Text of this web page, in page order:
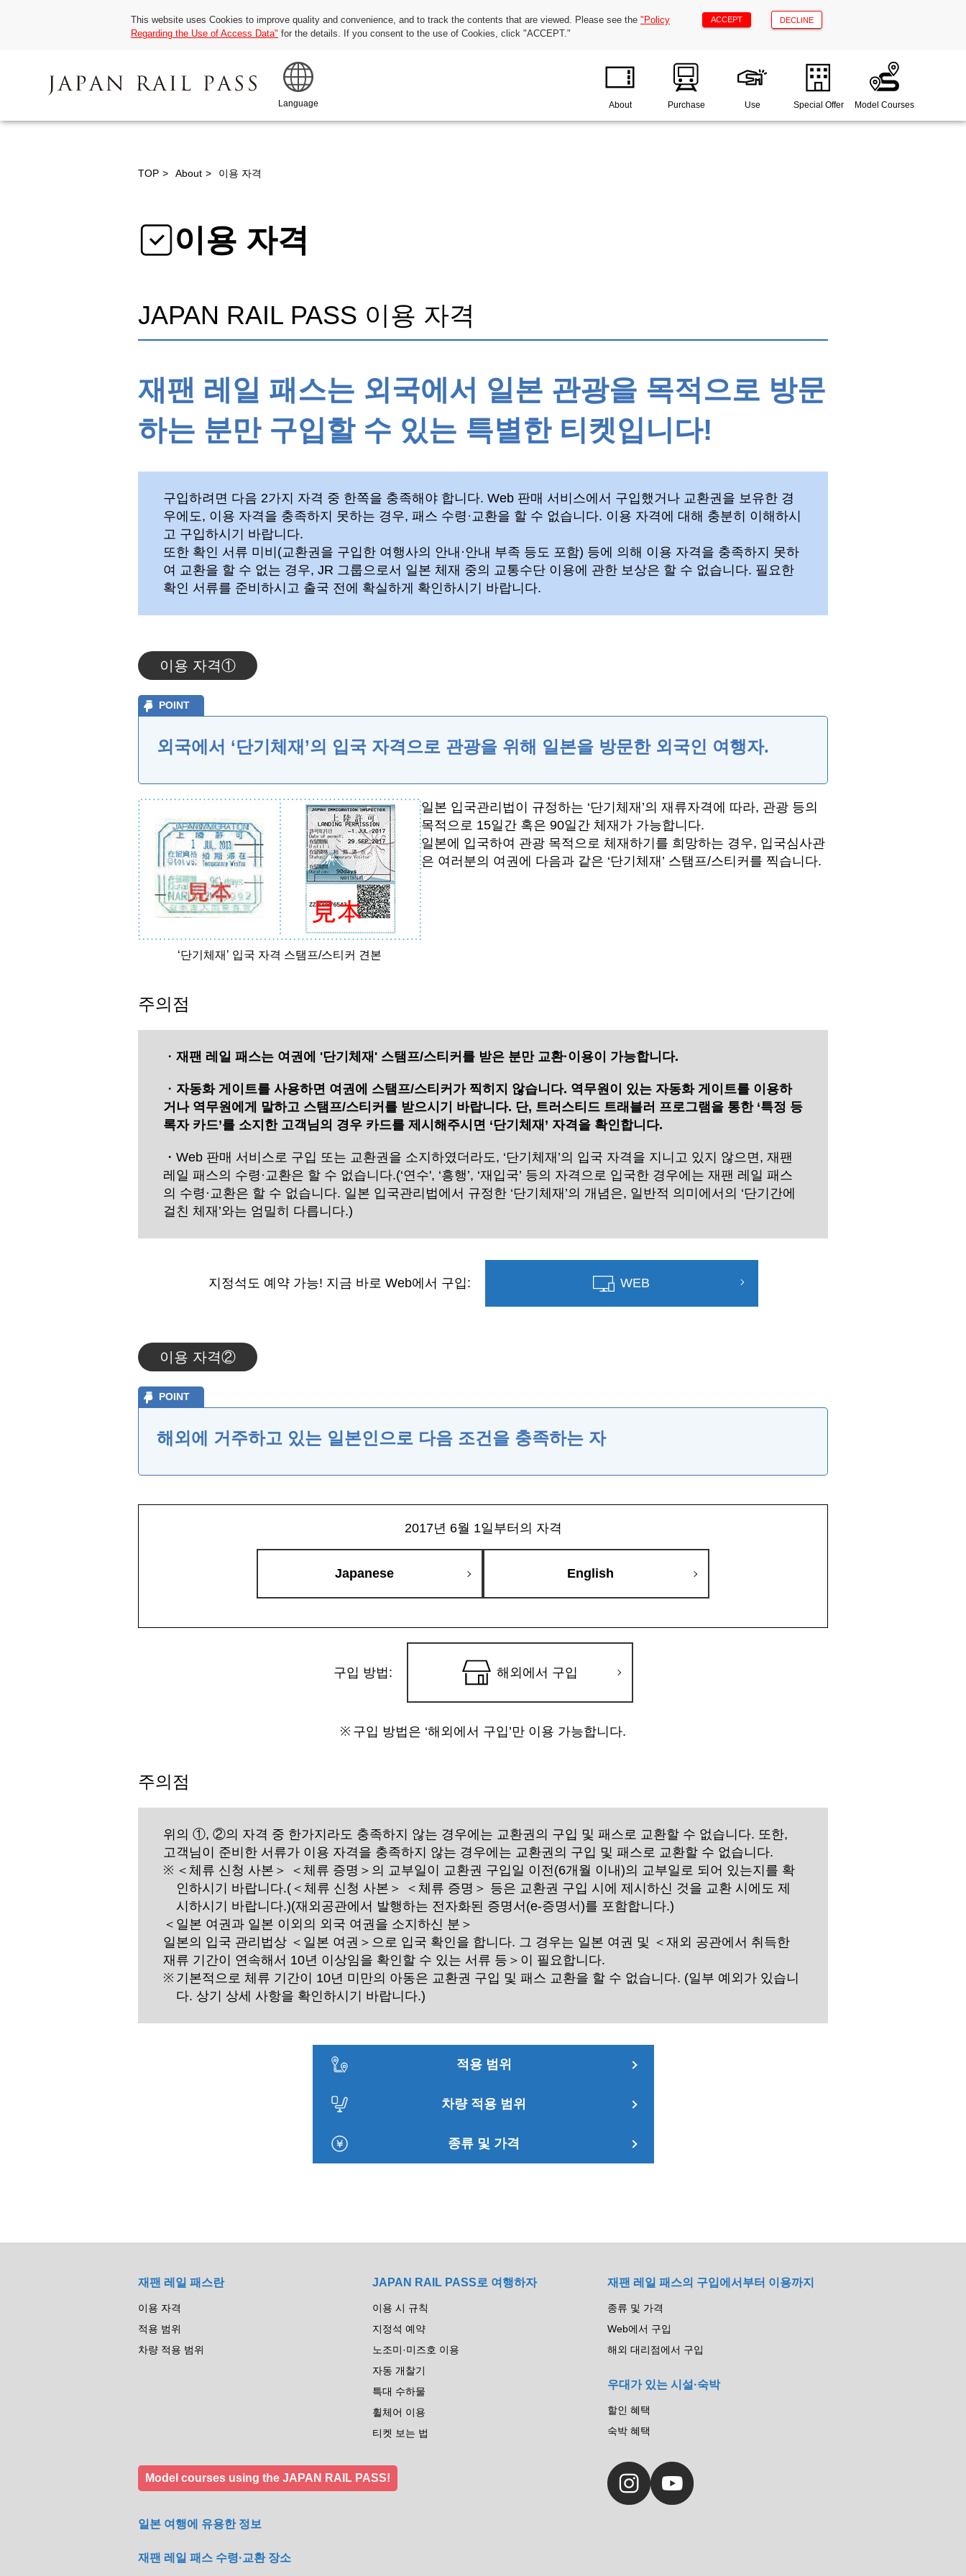
This website uses Cookies to improve quality and convenience, and to track the contents that are viewed. Please see the "Policy
Regarding the Use of Access Data" for the details. If you consent to the use of Cookies, click "ACCEPT."
ACCEPT DECLINE
Language About Purchase Use Special Offer Model Courses
TOP About 이용 자격
이용 자격
JAPAN RAIL PASS 이용 자격
재팬 레일 패스는 외국에서 일본 관광을 목적으로 방문
하는 분만 구입할 수 있는 특별한 티켓입니다!
구입하려면 다음 2가지 자격 중 한쪽을 충족해야 합니다. Web 판매 서비스에서 구입했거나 교환권을 보유한 경
우에도, 이용 자격을 충족하지 못하는 경우, 패스 수령·교환을 할 수 없습니다. 이용 자격에 대해 충분히 이해하시
고 구입하시기 바랍니다.
또한 확인 서류 미비(교환권을 구입한 여행사의 안내·안내 부족 등도 포함) 등에 의해 이용 자격을 충족하지 못하
여 교환을 할 수 없는 경우, JR 그룹으로서 일본 체재 중의 교통수단 이용에 관한 보상은 할 수 없습니다. 필요한
확인 서류를 준비하시고 출국 전에 확실하게 확인하시기 바랍니다.
이용 자격①
POINT
외국에서 ‘단기체재’의 입국 자격으로 관광을 위해 일본을 방문한 외국인 여행자.
‘단기체재’ 입국 자격 스탬프/스티커 견본
일본 입국관리법이 규정하는 ‘단기체재’의 재류자격에 따라, 관광 등의
목적으로 15일간 혹은 90일간 체재가 가능합니다.
일본에 입국하여 관광 목적으로 체재하기를 희망하는 경우, 입국심사관
은 여러분의 여권에 다음과 같은 ‘단기체재’ 스탬프/스티커를 찍습니다.
주의점
・ 재팬 레일 패스는 여권에 '단기체재' 스탬프/스티커를 받은 분만 교환·이용이 가능합니다.
・ 자동화 게이트를 사용하면 여권에 스탬프/스티커가 찍히지 않습니다. 역무원이 있는 자동화 게이트를 이용하
거나 역무원에게 말하고 스탬프/스티커를 받으시기 바랍니다. 단, 트러스티드 트래블러 프로그램을 통한 ‘특정 등
록자 카드’를 소지한 고객님의 경우 카드를 제시해주시면 ‘단기체재’ 자격을 확인합니다.
・Web 판매 서비스로 구입 또는 교환권을 소지하였더라도, ‘단기체재’의 입국 자격을 지니고 있지 않으면, 재팬
레일 패스의 수령·교환은 할 수 없습니다.(‘연수', ‘흥행’, ‘재입국’ 등의 자격으로 입국한 경우에는 재팬 레일 패스
의 수령·교환은 할 수 없습니다. 일본 입국관리법에서 규정한 ‘단기체재’의 개념은, 일반적 의미에서의 ‘단기간에
걸친 체재’와는 엄밀히 다릅니다.)
지정석도 예약 가능! 지금 바로 Web에서 구입: WEB
이용 자격②
POINT
해외에 거주하고 있는 일본인으로 다음 조건을 충족하는 자
2017년 6월 1일부터의 자격
Japanese English
구입 방법: 해외에서 구입
구입 방법은 ‘해외에서 구입’만 이용 가능합니다.
주의점
위의 ①, ②의 자격 중 한가지라도 충족하지 않는 경우에는 교환권의 구입 및 패스로 교환할 수 없습니다. 또한,
고객님이 준비한 서류가 이용 자격을 충족하지 않는 경우에는 교환권의 구입 및 패스로 교환할 수 없습니다.
＜체류 신청 사본＞ ＜체류 증명＞의 교부일이 교환권 구입일 이전(6개월 이내)의 교부일로 되어 있는지를 확
인하시기 바랍니다.(＜체류 신청 사본＞ ＜체류 증명＞ 등은 교환권 구입 시에 제시하신 것을 교환 시에도 제
시하시기 바랍니다.)(재외공관에서 발행하는 전자화된 증명서(e-증명서)를 포함합니다.)
＜일본 여권과 일본 이외의 외국 여권을 소지하신 분＞
일본의 입국 관리법상 ＜일본 여권＞으로 입국 확인을 합니다. 그 경우는 일본 여권 및 ＜재외 공관에서 취득한
재류 기간이 연속해서 10년 이상임을 확인할 수 있는 서류 등＞이 필요합니다.
기본적으로 체류 기간이 10년 미만의 아동은 교환권 구입 및 패스 교환을 할 수 없습니다. (일부 예외가 있습니
다. 상기 상세 사항을 확인하시기 바랍니다.)
적용 범위
차량 적용 범위
종류 및 가격
재팬 레일 패스란
이용 자격
적용 범위
차량 적용 범위
JAPAN RAIL PASS로 여행하자
이용 시 규칙
지정석 예약
노조미·미즈호 이용
자동 개찰기
특대 수하물
휠체어 이용
티켓 보는 법
재팬 레일 패스의 구입에서부터 이용까지
종류 및 가격
Web에서 구입
해외 대리점에서 구입
우대가 있는 시설·숙박
할인 혜택
숙박 혜택
Model courses using the JAPAN RAIL PASS!
일본 여행에 유용한 정보
재팬 레일 패스 수령·교환 장소